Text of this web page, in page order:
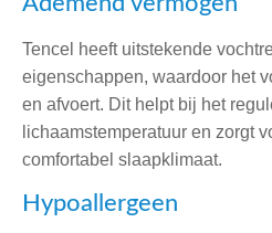
Tencel heeft uitstekende
eigenschappen, waardoor het
en afvoert. Dit helpt bij het
lichaamstemperatuur en zorgt
comfortabel slaapklimaat.
Hypoallergeen